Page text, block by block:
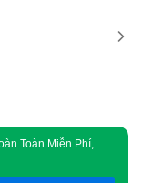
Toàn Miễn Phí,